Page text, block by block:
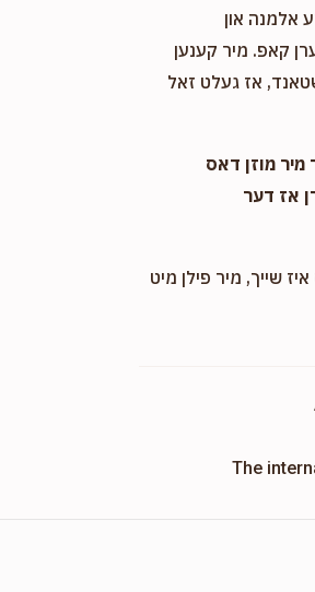
אלמנה און
קאפ. מיר קענען
אז געלט זאל
מיר מוזן דאס
אז דער
שייך, מיר פילן מיט
The